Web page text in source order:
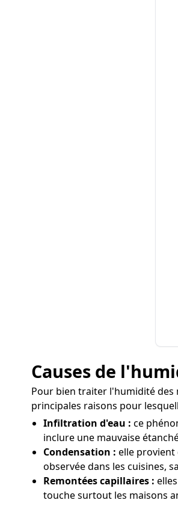
Causes de
Pour bien traiter l'humidité des
principales raisons pour
Infiltration d'eau : ce
inclure une mauvaise
Condensation : elle provient
observée dans les cuisines,
Remontées capillaires :
touche surtout les maisons